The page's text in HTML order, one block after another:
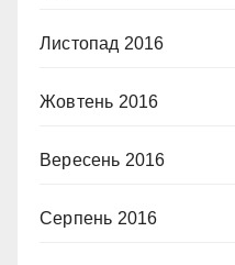
Листопад 2016
Жовтень 2016
Вересень 2016
Серпень 2016